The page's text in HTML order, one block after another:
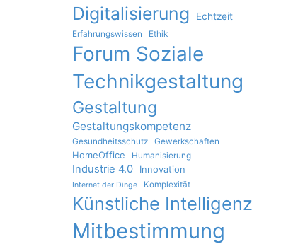
Digitalisierung Echtzeit
Erfahrungswissen Ethik
Forum Soziale
Technikgestaltung
Gestaltung
Gestaltungskompetenz
Gesundheitsschutz Gewerkschaften
HomeOffice Humanisierung
Industrie 4.0 Innovation
Internet der Dinge Komplexität
Künstliche Intelligenz
Mitbestimmung